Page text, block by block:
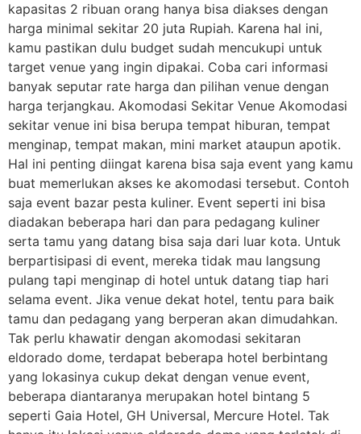
kapasitas 2 ribuan orang hanya bisa diakses dengan
harga minimal sekitar 20 juta Rupiah. Karena hal ini,
kamu pastikan dulu budget sudah mencukupi untuk
target venue yang ingin dipakai. Coba cari informasi
banyak seputar rate harga dan pilihan venue dengan
harga terjangkau. Akomodasi Sekitar Venue Akomodasi
sekitar venue ini bisa berupa tempat hiburan, tempat
menginap, tempat makan, mini market ataupun apotik.
Hal ini penting diingat karena bisa saja event yang kamu
buat memerlukan akses ke akomodasi tersebut. Contoh
saja event bazar pesta kuliner. Event seperti ini bisa
diadakan beberapa hari dan para pedagang kuliner
serta tamu yang datang bisa saja dari luar kota. Untuk
berpartisipasi di event, mereka tidak mau langsung
pulang tapi menginap di hotel untuk datang tiap hari
selama event. Jika venue dekat hotel, tentu para baik
tamu dan pedagang yang berperan akan dimudahkan.
Tak perlu khawatir dengan akomodasi sekitaran
eldorado dome, terdapat beberapa hotel berbintang
yang lokasinya cukup dekat dengan venue event,
beberapa diantaranya merupakan hotel bintang 5
seperti Gaia Hotel, GH Universal, Mercure Hotel. Tak